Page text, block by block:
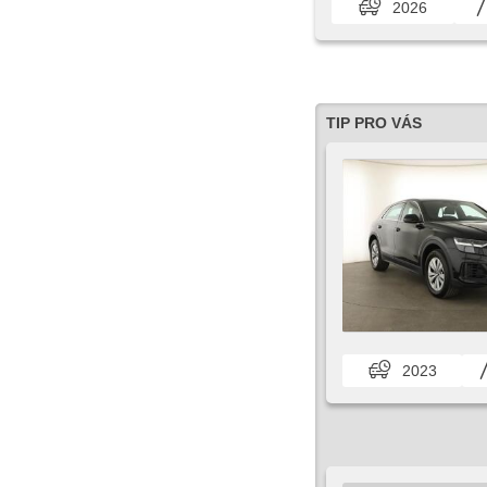
2026
TIP PRO VÁS
2023